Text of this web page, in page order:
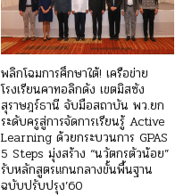
พลิกโฉมการศึกษาใต้! เครือข่าย
โรงเรียนคาทอลิกดัง เขตมิสซัง
สุราษฎร์ธานี จับมือสถาบัน พว.ยก
ระดับครูสู่การจัดการเรียนรู้ Active
Learning ด้วยกระบวนการ GPAS
5 Steps มุ่งสร้าง “นวัตกรตัวน้อย”
รับหลักสูตรแกนกลางขั้นพื้นฐาน
ฉบับปรับปรุง’60